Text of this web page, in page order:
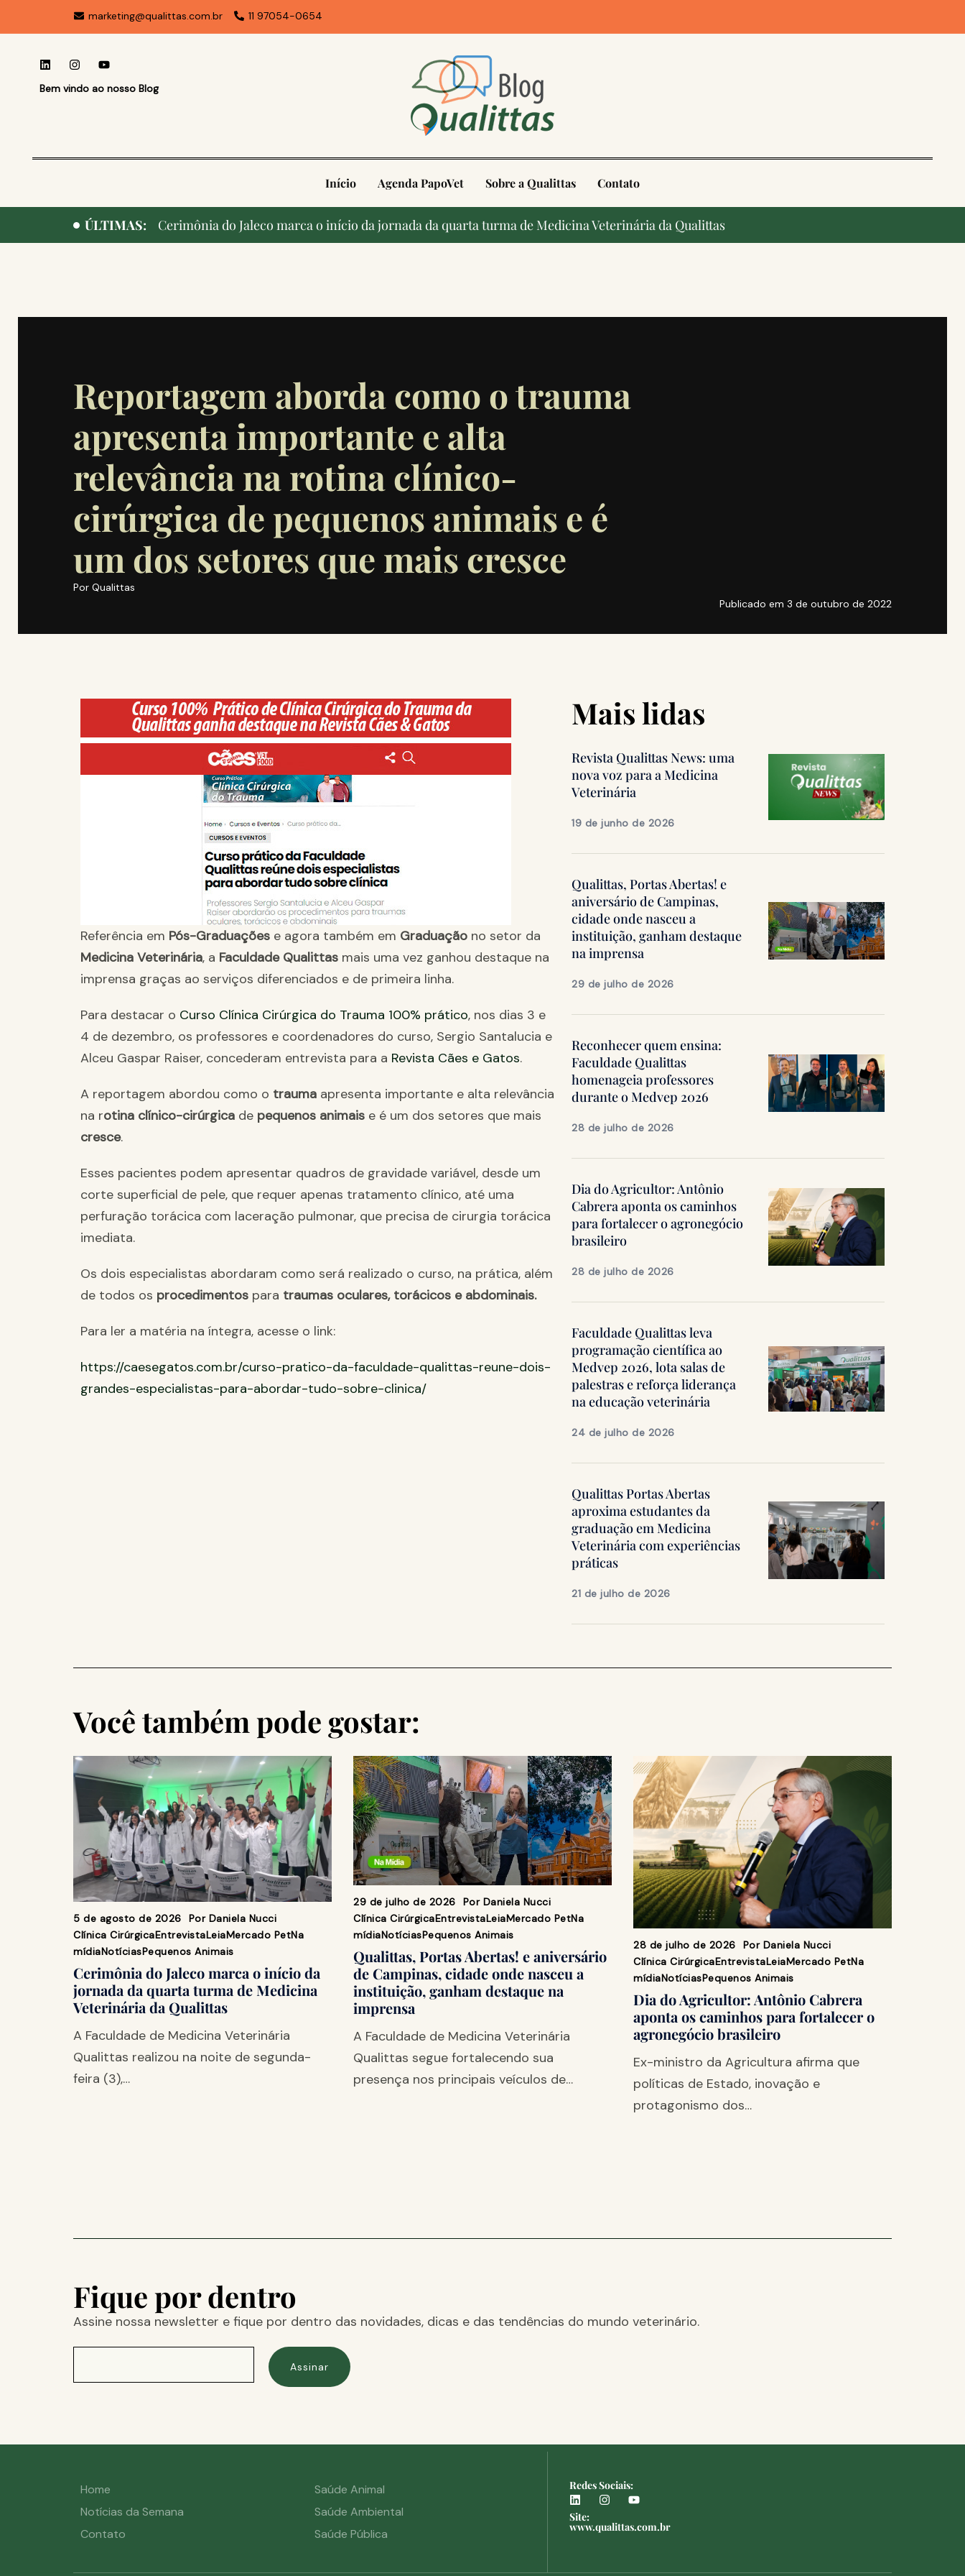
marketing@qualittas.com.br 11 97054-0654
Bem vindo ao nosso Blog
Início Agenda PapoVet Sobre a Qualittas Contato
ÚLTIMAS: Cerimônia do Jaleco marca o início da jornada da quarta turma de Medicina Veterinária da Qualittas
Reportagem aborda como o trauma
apresenta importante e alta
relevância na rotina clínico-
cirúrgica de pequenos animais e é
um dos setores que mais cresce
Por Qualittas
Publicado em 3 de outubro de 2022
Referência em Pós-Graduações e agora também em Graduação no setor da
Medicina Veterinária, a Faculdade Qualittas mais uma vez ganhou destaque na
imprensa graças ao serviços diferenciados e de primeira linha.
Para destacar o Curso Clínica Cirúrgica do Trauma 100% prático, nos dias 3 e
4 de dezembro, os professores e coordenadores do curso, Sergio Santalucia e
Alceu Gaspar Raiser, concederam entrevista para a Revista Cães e Gatos.
A reportagem abordou como o trauma apresenta importante e alta relevância
na rotina clínico-cirúrgica de pequenos animais e é um dos setores que mais
cresce.
Esses pacientes podem apresentar quadros de gravidade variável, desde um
corte superficial de pele, que requer apenas tratamento clínico, até uma
perfuração torácica com laceração pulmonar, que precisa de cirurgia torácica
imediata.
Os dois especialistas abordaram como será realizado o curso, na prática, além
de todos os procedimentos para traumas oculares, torácicos e abdominais.
Para ler a matéria na íntegra, acesse o link:
https://caesegatos.com.br/curso-pratico-da-faculdade-qualittas-reune-dois-
grandes-especialistas-para-abordar-tudo-sobre-clinica/
Mais lidas
Revista Qualittas News: uma
nova voz para a Medicina
Veterinária
19 de junho de 2026
Qualittas, Portas Abertas! e
aniversário de Campinas,
cidade onde nasceu a
instituição, ganham destaque
na imprensa
29 de julho de 2026
Reconhecer quem ensina:
Faculdade Qualittas
homenageia professores
durante o Medvep 2026
28 de julho de 2026
Dia do Agricultor: Antônio
Cabrera aponta os caminhos
para fortalecer o agronegócio
brasileiro
28 de julho de 2026
Faculdade Qualittas leva
programação científica ao
Medvep 2026, lota salas de
palestras e reforça liderança
na educação veterinária
24 de julho de 2026
Qualittas Portas Abertas
aproxima estudantes da
graduação em Medicina
Veterinária com experiências
práticas
21 de julho de 2026
Você também pode gostar:
5 de agosto de 2026 Por Daniela Nucci
Clínica CirúrgicaEntrevistaLeiaMercado PetNa
mídiaNotíciasPequenos Animais
Cerimônia do Jaleco marca o início da
jornada da quarta turma de Medicina
Veterinária da Qualittas
A Faculdade de Medicina Veterinária
Qualittas realizou na noite de segunda-
feira (3),…
29 de julho de 2026 Por Daniela Nucci
Clínica CirúrgicaEntrevistaLeiaMercado PetNa
mídiaNotíciasPequenos Animais
Qualittas, Portas Abertas! e aniversário
de Campinas, cidade onde nasceu a
instituição, ganham destaque na
imprensa
A Faculdade de Medicina Veterinária
Qualittas segue fortalecendo sua
presença nos principais veículos de…
28 de julho de 2026 Por Daniela Nucci
Clínica CirúrgicaEntrevistaLeiaMercado PetNa
mídiaNotíciasPequenos Animais
Dia do Agricultor: Antônio Cabrera
aponta os caminhos para fortalecer o
agronegócio brasileiro
Ex-ministro da Agricultura afirma que
políticas de Estado, inovação e
protagonismo dos…
Fique por dentro
Assine nossa newsletter e fique por dentro das novidades, dicas e das tendências do mundo veterinário.
Assinar
Home
Notícias da Semana
Contato
Saúde Animal
Saúde Ambiental
Saúde Pública
Redes Sociais:
Site:
www.qualittas.com.br